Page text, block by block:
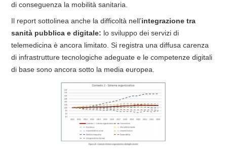
di conseguenza la mobilità sanitaria.
Il report sottolinea anche la difficoltà nell’integrazione tra
sanità pubblica e digitale: lo sviluppo dei servizi di
telemedicina è ancora limitato. Si registra una diffusa carenza
di infrastrutture tecnologiche adeguate e le competenze digitali
di base sono ancora sotto la media europea.